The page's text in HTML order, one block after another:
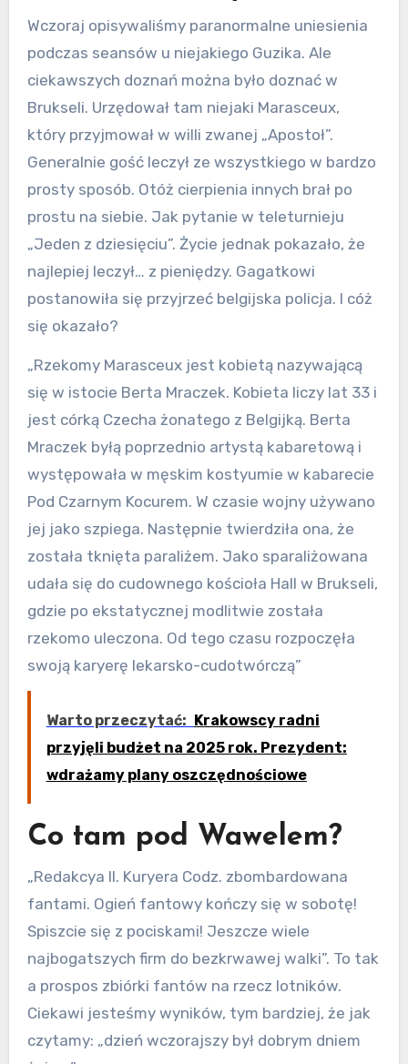
Wczoraj opisywaliśmy paranormalne uniesienia
podczas seansów u niejakiego Guzika. Ale
ciekawszych doznań można było doznać w
Brukseli. Urzędował tam niejaki Marasceux,
który przyjmował w willi zwanej „Apostoł”.
Generalnie gość leczył ze wszystkiego w bardzo
prosty sposób. Otóż cierpienia innych brał po
prostu na siebie. Jak pytanie w teleturnieju
„Jeden z dziesięciu”. Życie jednak pokazało, że
najlepiej leczył… z pieniędzy. Gagatkowi
postanowiła się przyjrzeć belgijska policja. I cóż
się okazało?
„Rzekomy Marasceux jest kobietą nazywającą
się w istocie Berta Mraczek. Kobieta liczy lat 33 i
jest córką Czecha żonatego z Belgijką. Berta
Mraczek byłą poprzednio artystą kabaretową i
występowała w męskim kostyumie w kabarecie
Pod Czarnym Kocurem. W czasie wojny używano
jej jako szpiega. Następnie twierdziła ona, że
została tknięta paraliżem. Jako sparaliżowana
udała się do cudownego kościoła Hall w Brukseli,
gdzie po ekstatycznej modlitwie została
rzekomo uleczona. Od tego czasu rozpoczęła
swoją karyerę lekarsko-cudotwórczą”
Warto przeczytać: Krakowscy radni
przyjęli budżet na 2025 rok. Prezydent:
wdrażamy plany oszczędnościowe
Co tam pod Wawelem?
„Redakcya Il. Kuryera Codz. zbombardowana
fantami. Ogień fantowy kończy się w sobotę!
Spiszcie się z pociskami! Jeszcze wiele
najbogatszych firm do bezkrwawej walki”. To tak
a prospos zbiórki fantów na rzecz lotników.
Ciekawi jesteśmy wyników, tym bardziej, że jak
czytamy: „dzień wczorajszy był dobrym dniem